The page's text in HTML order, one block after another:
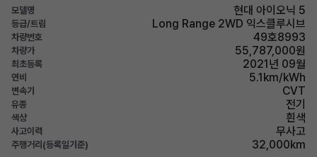
모델명 현대 아이오닉 5
등급/트림 Long Range 2WD 익스클루시브
차량번호 49호8993
차량가 55,787,000원
최초등록 2021년 09월
연비 5.1km/kWh
변속기 CVT
유종 전기
색상 흰색
사고이력 무사고
주행거리(등록일기준) 32,000km